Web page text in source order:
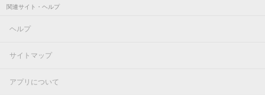
関連サイト・ヘルプ
ヘルプ
サイトマップ
アプリについて